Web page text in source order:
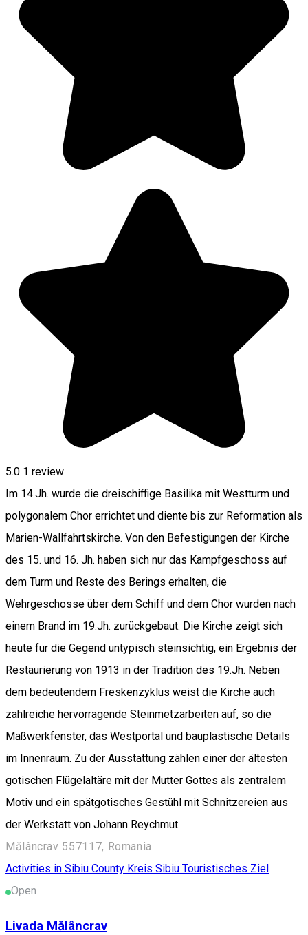
5.0 1 review
Im 14.Jh. wurde die dreischiffige Basilika mit Westturm und
polygonalem Chor errichtet und diente bis zur Reformation als
Marien-Wallfahrtskirche. Von den Befestigungen der Kirche
des 15. und 16. Jh. haben sich nur das Kampfgeschoss auf
dem Turm und Reste des Berings erhalten, die
Wehrgeschosse über dem Schiff und dem Chor wurden nach
einem Brand im 19.Jh. zurückgebaut. Die Kirche zeigt sich
heute für die Gegend untypisch steinsichtig, ein Ergebnis der
Restaurierung von 1913 in der Tradition des 19.Jh. Neben
dem bedeutendem Freskenzyklus weist die Kirche auch
zahlreiche hervorragende Steinmetzarbeiten auf, so die
Maßwerkfenster, das Westportal und bauplastische Details
im Innenraum. Zu der Ausstattung zählen einer der ältesten
gotischen Flügelaltäre mit der Mutter Gottes als zentralem
Motiv und ein spätgotisches Gestühl mit Schnitzereien aus
der Werkstatt von Johann Reychmut.
Mălâncrav 557117, Romania
Activities in Sibiu County Kreis Sibiu Touristisches Ziel
Open
Livada Mălâncrav